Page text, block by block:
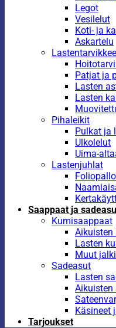
Legot
Vesilelut
Koti- ja
Askartelu
Patjat ja
Lasten
Lasten
Pihaleikit
Pulkat ja
Ulkolelut
Uima-
Lastenjuhlat
Saappaat ja
Kumisaappaat
Lasten
Muut
Sadeasut
Lasten
Aikuisten
Käsineet
Tarjoukset